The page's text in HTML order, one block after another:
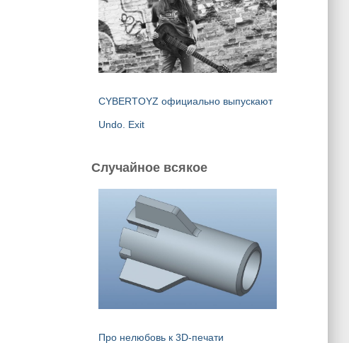
CYBERTOYZ официально выпускают
Undo. Exit
Случайное всякое
Про нелюбовь к 3D-печати